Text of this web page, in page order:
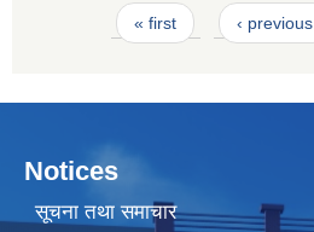
Pages« first ‹ previous
Notices
सूचना तथा समाचार